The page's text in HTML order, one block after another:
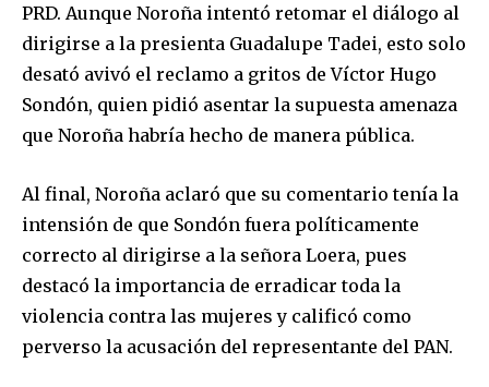
Únete a nuestra comunidad de
suscriptores y sé parte de la
PRD. Aunque Noroña intentó retomar el diálogo al
dirigirse a la presienta Guadalupe Tadei, esto solo
desató avivó el reclamo a gritos de Víctor Hugo
Sondón, quien pidió asentar la supuesta amenaza
que Noroña habría hecho de manera pública.
Al final, Noroña aclaró que su comentario tenía la
intensión de que Sondón fuera políticamente
correcto al dirigirse a la señora Loera, pues
destacó la importancia de erradicar toda la
violencia contra las mujeres y calificó como
perverso la acusación del representante del PAN.